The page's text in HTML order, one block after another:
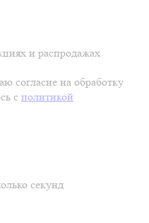
и распродажах
согласие на обработку
с политикой
секунд